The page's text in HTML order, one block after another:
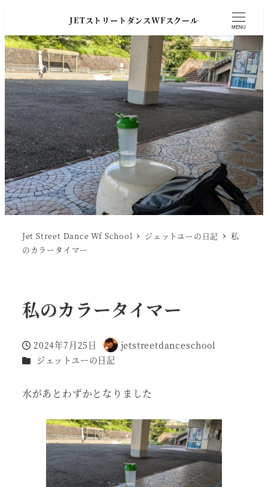
JETストリートダンスWFスクール
MENU
Jet Street Dance Wf School ジェットユーの日記
私
のカラータイマー
私のカラータイマー
投稿日
2024年7月25日
著
者
jetstreetdanceschool
カテゴリー
ジェットユーの日記
水があとわずかとなりました